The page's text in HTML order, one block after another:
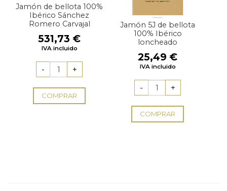
Jamón de bellota 100%
Ibérico Sánchez
Romero Carvajal
531,73 €
IVA incluido
COMPRAR
Jamón 5J de bellota
100% Ibérico
loncheado
25,49 €
IVA incluido
COMPRAR